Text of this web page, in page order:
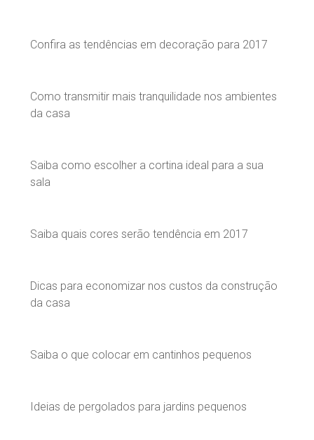
Confira as tendências em decoração para 2017
Como transmitir mais tranquilidade nos ambientes
da casa
Saiba como escolher a cortina ideal para a sua
sala
Saiba quais cores serão tendência em 2017
Dicas para economizar nos custos da construção
da casa
Saiba o que colocar em cantinhos pequenos
Ideias de pergolados para jardins pequenos